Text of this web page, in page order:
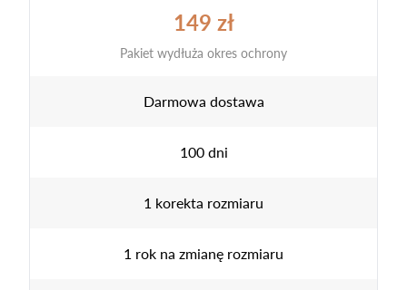
149 zł
Pakiet wydłuża okres ochrony
Darmowa dostawa
100 dni
1 korekta rozmiaru
1 rok na zmianę rozmiaru